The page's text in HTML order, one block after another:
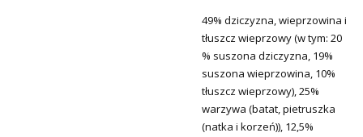
49% dziczyzna, wieprzowina i
tłuszcz wieprzowy (w tym: 20
% suszona dziczyzna, 19%
suszona wieprzowina, 10%
tłuszcz wieprzowy), 25%
warzywa (batat, pietruszka
(natka i korzeń)), 12,5%